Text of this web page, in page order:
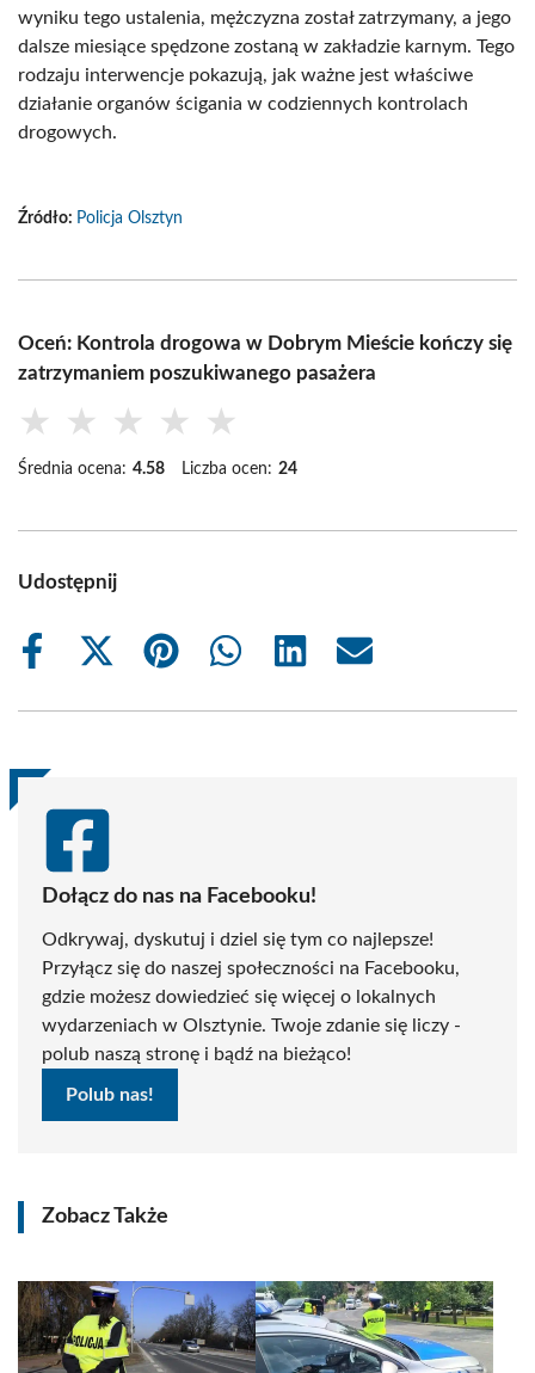
wyniku tego ustalenia, mężczyzna został zatrzymany, a jego
dalsze miesiące spędzone zostaną w zakładzie karnym. Tego
rodzaju interwencje pokazują, jak ważne jest właściwe
działanie organów ścigania w codziennych kontrolach
drogowych.
Źródło: Policja Olsztyn
Oceń: Kontrola drogowa w Dobrym Mieście kończy się
zatrzymaniem poszukiwanego pasażera
★ ★ ★ ★ ★
Średnia ocena: 4.58 Liczba ocen: 24
Udostępnij
Share
Share
(Twitter)
Share
Share
Share
Share
Dołącz do nas na Facebooku!
Odkrywaj, dyskutuj i dziel się tym co najlepsze!
Przyłącz się do naszej społeczności na Facebooku,
gdzie możesz dowiedzieć się więcej o lokalnych
wydarzeniach w Olsztynie. Twoje zdanie się liczy -
polub naszą stronę i bądź na bieżąco!
Polub nas!
Zobacz Także